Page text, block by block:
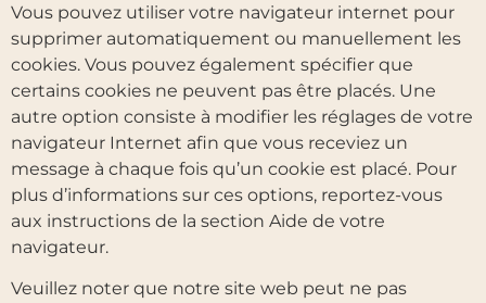
Vous pouvez utiliser votre navigateur internet pour
supprimer automatiquement ou manuellement les
cookies. Vous pouvez également spécifier que
certains cookies ne peuvent pas être placés. Une
autre option consiste à modifier les réglages de votre
navigateur Internet afin que vous receviez un
message à chaque fois qu’un cookie est placé. Pour
plus d’informations sur ces options, reportez-vous
aux instructions de la section Aide de votre
navigateur.
Veuillez noter que notre site web peut ne pas